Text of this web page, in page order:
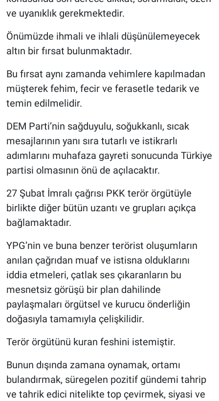
ve uyanıklık gerekmektedir.
Önümüzde ihmali ve ihlali düşünülemeyecek
altın bir fırsat bulunmaktadır.
Bu fırsat aynı zamanda vehimlere kapılmadan
müşterek fehim, fecir ve ferasetle tedarik ve
temin edilmelidir.
DEM Parti’nin sağduyulu, soğukkanlı, sıcak
mesajlarının yanı sıra tutarlı ve istikrarlı
adımlarını muhafaza gayreti sonucunda Türkiye
partisi olmasının önü de açılacaktır.
27 Şubat İmralı çağrısı PKK terör örgütüyle
birlikte diğer bütün uzantı ve grupları açıkça
bağlamaktadır.
YPG’nin ve buna benzer terörist oluşumların
anılan çağrıdan muaf ve istisna olduklarını
iddia etmeleri, çatlak ses çıkaranların bu
mesnetsiz görüşü bir plan dahilinde
paylaşmaları örgütsel ve kurucu önderliğin
doğasıyla tamamıyla çelişkilidir.
Terör örgütünü kuran feshini istemiştir.
Bunun dışında zamana oynamak, ortamı
bulandırmak, süregelen pozitif gündemi tahrip
ve tahrik edici nitelikte top çevirmek, siyasi ve